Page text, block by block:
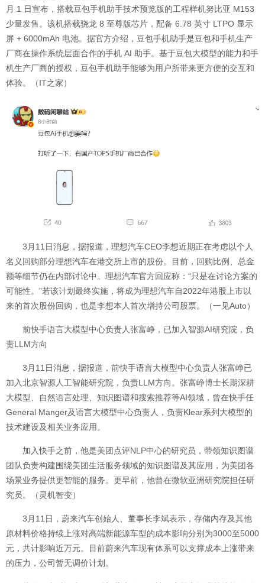
月 1 日宣布，搭载豆包手机助手技术预览版的工程样机努比亚 M153
少量发售。该机搭载骁龙 8 至尊版芯片，配备 6.78 英寸 LTPO 显示
屏 + 6000mAh 电池。据官方介绍，豆包手机助手是豆包和手机生产
厂商在操作系统层面合作的手机 AI 助手。基于豆包大模型的能力和手
机生产厂商的授权，豆包手机助手能够为用户所带来更方便的交互和
体验。（IT之家）
3月11日消息，据报道，理想汽车CEO李想近期正在考虑以个人
名义回购部分理想汽车在港交所上市的股份。目前，回购比例、总金
额等细节仍在内部讨论中。理想汽车官方回应称：“只是在讨论方案的
可能性。”若该计划最终实施，将成为理想汽车自2022年港股上市以
来的首次股份回购，也是李想本人首次增持公司股票。（一见Auto）
前快手语言大模型中心负责人张富峥，已加入智源AI研究院，负
责LLM方向
3月11日消息，据报道，前快手语言大模型中心负责人张富峥已
加入北京智源人工智能研究院，负责LLM方向。张富峥博士长期深耕
大模型、自然语言处理、知识图谱和搜索推荐等AI领域，曾在快手任
General Manger及语言大模型中心负责人，负责Klear系列大模型的
技术建设及相关业务应用。
加入快手之前，他是美团点评NLP中心的研究员，带领知识图谱
团队负责构建围绕美团生活服务领域的知识图谱及其应用，为美团各
场景业务提供更智能的服务。更早前，他曾在微软亚洲研究院担任研
究员。（灵机智变）
3月11日，蔚来汽车创始人、董事长李斌表示，存储内存及其他
原材料价格持续上涨对高端新能源车型的成本影响分别为3000至5000
元，共计影响近万元。目前蔚来汽车现有体系可以支撑成本上涨带来
的压力，公司暂无调价计划。